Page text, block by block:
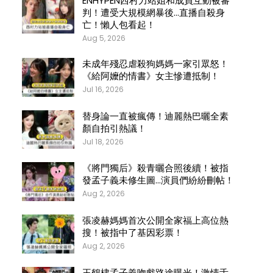
判！遭受大規模網暴後…直播自殺身
亡！懶人包看起！
Aug 5, 2026
未成年殘忍虐殺狗媽媽一家引眾怒！
《給阿嬤的情書》女主慘遭抵制！
Jul 16, 2026
替身論一直被瘋傳！迪麗熱巴曬全素
顏自拍引熱議！
Jul 18, 2026
《將門獨后》殺青曬合照後續！被指
發孟子義未修生圖…演員們紛紛刪帖！
Aug 2, 2026
張凌赫媽媽首次公開全家福上高位熱
搜！被指中了基因彩票！
Aug 2, 2026